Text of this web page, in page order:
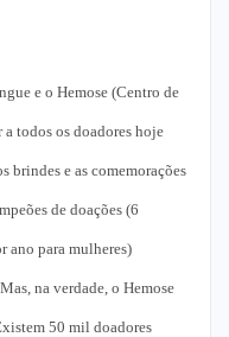
e o Hemose (Centro de
todos os doadores hoje
brindes e as comemorações
de doações (6
ano para mulheres)
na verdade, o Hemose
50 mil doadores